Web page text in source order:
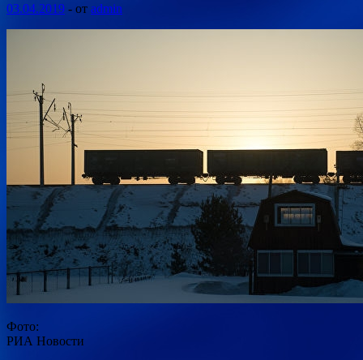
03.04.2019 - от admin
Фото:
РИА Новости